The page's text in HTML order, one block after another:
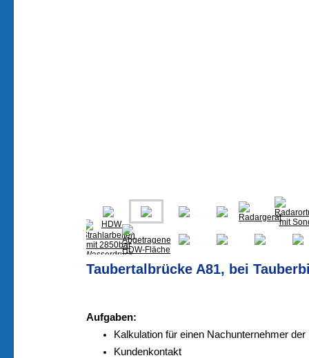
Taubertalbrücke A81, bei
Aufgaben:
Kalkulation für einen Nachunternehmer
Kundenkontakt